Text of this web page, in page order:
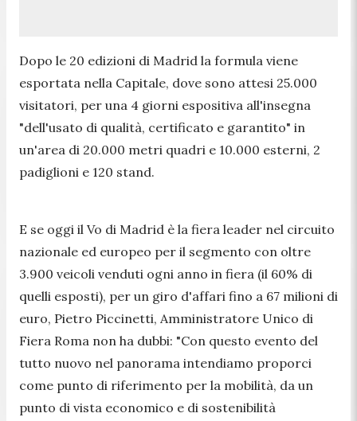
Dopo le 20 edizioni di Madrid la formula viene
esportata nella Capitale, dove sono attesi 25.000
visitatori, per una 4 giorni espositiva all'insegna
"dell'usato di qualità, certificato e garantito" in
un'area di 20.000 metri quadri e 10.000 esterni, 2
padiglioni e 120 stand.
E se oggi il Vo di Madrid è la fiera leader nel circuito
nazionale ed europeo per il segmento con oltre
3.900 veicoli venduti ogni anno in fiera (il 60% di
quelli esposti), per un giro d'affari fino a 67 milioni di
euro, Pietro Piccinetti, Amministratore Unico di
Fiera Roma non ha dubbi: "Con questo evento del
tutto nuovo nel panorama intendiamo proporci
come punto di riferimento per la mobilità, da un
punto di vista economico e di sostenibilità